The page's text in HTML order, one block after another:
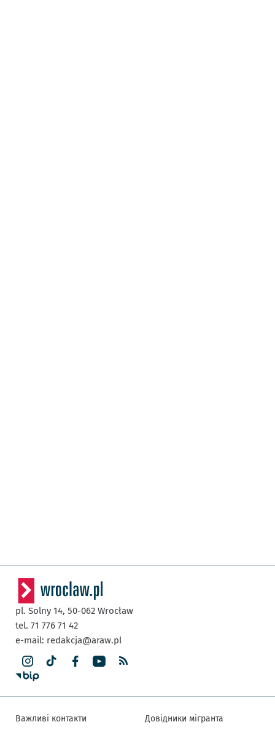
pl. Solny 14, 50-062 Wrocław
tel. 71 776 71 42
e-mail: redakcja@araw.pl
Важливі контакти Довідники мігранта